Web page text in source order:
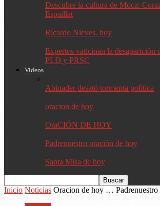
Descubre la cultura de Moca:
Espaillat
Ricardo Nieves. hoy
Expertos vaticinan la desaparición
PLD y PRSC
Videos
Abinader desató tormenta política
oracion de hoy
OraCIÓN DE HOY
Padrenuestro oración de hoy
Santa Misa de hoy
Inicio Noticias Oracion de hoy … Padrenuestro